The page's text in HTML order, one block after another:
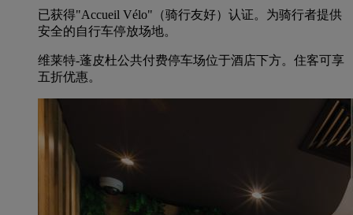
已获得"Accueil Vélo"（骑行友好）认证。为骑行者提供
安全的自行车停放场地。
维莱特-蓬皮杜公共付费停车场位于酒店下方。住客可享
五折优惠。